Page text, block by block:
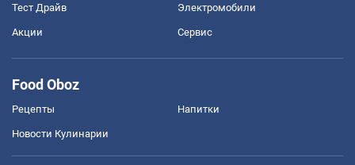
Тест Драйв Электромобили
Акции Сервис
Food Oboz
Рецепты Напитки
Новости Кулинарии